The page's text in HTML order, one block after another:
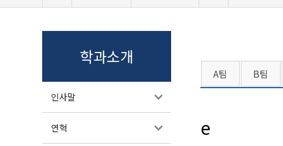
학과소개
인사말
연혁
A팀 B팀
e